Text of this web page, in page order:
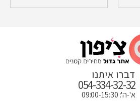
דברו איתנו
054-334-32-32
א'-ה': 09:00-15:30